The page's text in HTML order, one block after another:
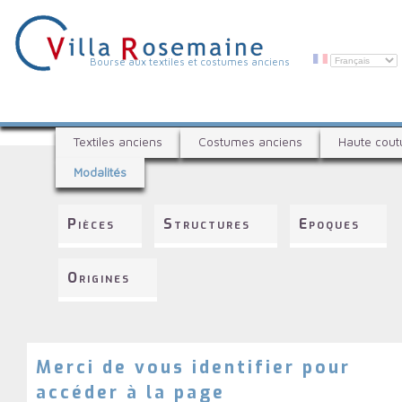
contenu
principal
l
l
a
R
o
e
n
e
Bourse aux textiles et costumes anciens
r
t
Textiles anciens Costumes anciens Haute
Modalités
Pièces Structures Epoques
Origines
Merci de vous identifier pour
accéder à la page